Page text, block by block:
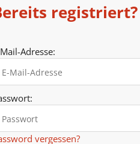
registriert?
Adresse:
vergessen?